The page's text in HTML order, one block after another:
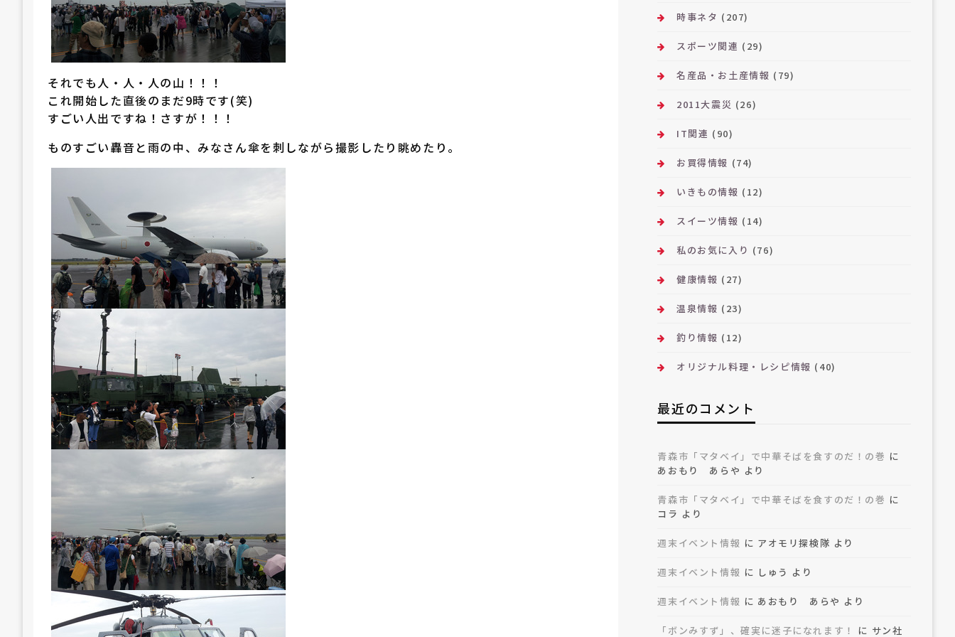
それでも人・人・人の山！！！
これ開始した直後のまだ9時です(笑)
すごい人出ですね！さすが！！！
ものすごい轟音と雨の中、みなさん傘を刺しながら撮影したり眺めたり。
時事ネタ (207)
スポーツ関連 (29)
名産品・お土産情報 (79)
2011大震災 (26)
IT関連 (90)
お買得情報 (74)
いきもの情報 (12)
スイーツ情報 (14)
私のお気に入り (76)
健康情報 (27)
温泉情報 (23)
釣り情報 (12)
オリジナル料理・レシピ情報 (40)
最近のコメント
青森市「マタベイ」で中華そばを食すのだ！の巻 に
あおもり あらや より
青森市「マタベイ」で中華そばを食すのだ！の巻 に
コラ より
週末イベント情報 に アオモリ探検隊 より
週末イベント情報 に しゅう より
週末イベント情報 に あおもり あらや より
「ボンみすず」、確実に迷子になれます！ に サン社